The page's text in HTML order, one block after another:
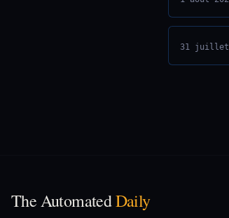
31 juillet
The AutomatedDaily